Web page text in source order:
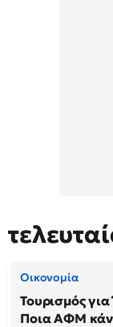
Οικονομία
Τουρισμός
Ποια ΑΦΜ